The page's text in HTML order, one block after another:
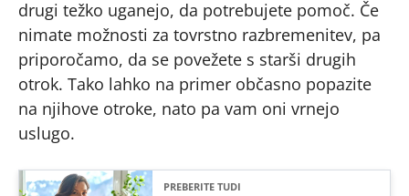
drugi težko uganejo, da potrebujete pomoč. Če
nimate možnosti za tovrstno razbremenitev, pa
priporočamo, da se povežete s starši drugih
otrok. Tako lahko na primer občasno popazite
na njihove otroke, nato pa vam oni vrnejo
uslugo.
PREBERITE TUDI